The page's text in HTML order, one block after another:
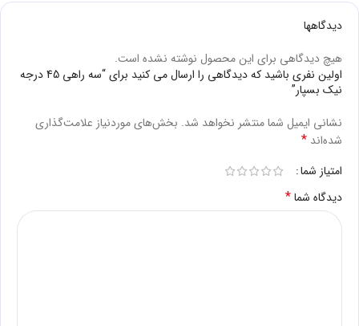
دیدگاهها
هیچ دیدگاهی برای این محصول نوشته نشده است.
اولین نفری باشید که دیدگاهی را ارسال می کنید برای “سه راهی 45 درجه
نیک بسپار”
نشانی ایمیل شما منتشر نخواهد شد. بخش‌های موردنیاز علامت‌گذاری
شده‌اند *
امتیاز شما
دیدگاه شما*